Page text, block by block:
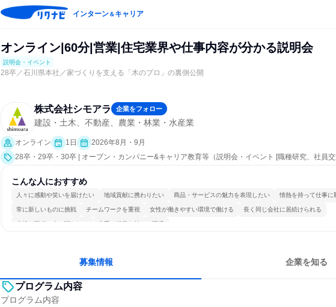
インターン＆キャリア
オンライン|60分|営業|住宅業界や仕事内容が分かる説明会
説明会・イベント
28卒／石川県本社／家づくりを支える「木のプロ」の裏側公開
株式会社シモアラ 企業をフォロー
建設・土木、不動産、農業・林業・水産業
オンライン 1日
2026年8月・9月
28卒・29卒・30卒 | オープン・カンパニー&キャリア教育等（説明会・イベント [職種研究、社員
こんな人におすすめ
人々に感動や笑いを届けたい 地域貢献に携わりたい 商品・サービスの魅力を表現したい 情熱を持って仕事に
常に新しいものに挑戦 チームワークを重視 女性が働きやすい環境で働ける 長く同じ会社に居続けられる
多様な職種の人と関われる 若手が裁量を持てる環境
募集情報 企業を知る
プログラム内容
プログラム内容